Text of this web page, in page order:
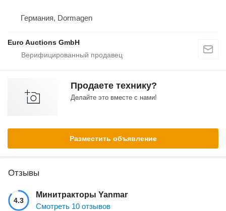
Германия, Dormagen
Euro Auctions GmbH
Продаете технику?
Делайте это вместе с нами!
Разместить объявление
Отзывы
4.3
Минитракторы Yanmar
Смотреть 10 отзывов